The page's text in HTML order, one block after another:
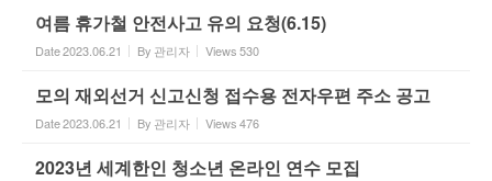
여름 휴가철 안전사고 유의 요청(6.15)
Date2023.06.21 By 관리자 Views530
모의 재외선거 신고신청 접수용 전자우편 주소 공고
Date2023.06.21 By 관리자 Views476
2023년 세계한인 청소년 온라인 연수 모집